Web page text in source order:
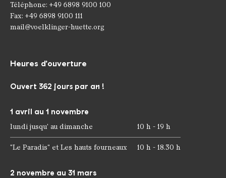
Téléphone: +49 6898 9100 100
Fax: +49 6898 9100 111
mail@voelklinger-huette.org
Heures d'ouverture
Ouvert 362 jours par an !
1 avril au 1 novembre
lundi jusqu' au dimanche 10 h - 19 h
"Le Paradis" et Les hauts fourneaux 10 h - 18.30 h
2 novembre au 31 mars